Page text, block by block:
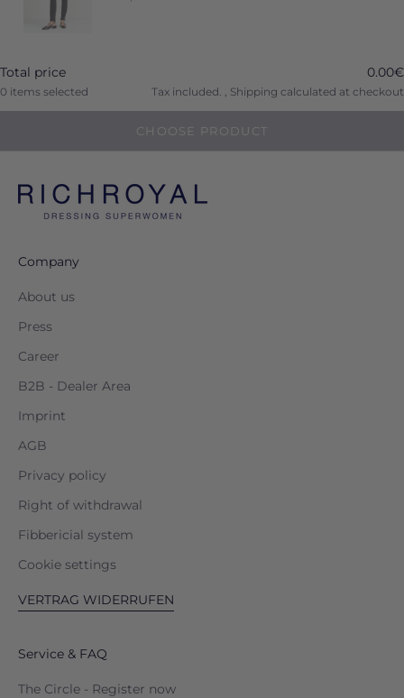
Total price 0.00€
0 items selected Tax included. , Shipping calculated at checkout
CHOOSE PRODUCT
Company
About us
Press
Career
B2B - Dealer Area
Imprint
AGB
Privacy policy
Right of withdrawal
Fibbericial system
Cookie settings
VERTRAG WIDERRUFEN
Service & FAQ
The Circle - Register now